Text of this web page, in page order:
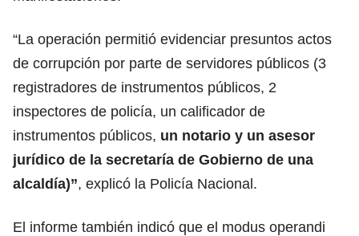
“La operación permitió evidenciar presuntos actos
de corrupción por parte de servidores públicos (3
registradores de instrumentos públicos, 2
inspectores de policía, un calificador de
instrumentos públicos, un notario y un asesor
jurídico de la secretaría de Gobierno de una
alcaldía)”, explicó la Policía Nacional.
El informe también indicó que el modus operandi